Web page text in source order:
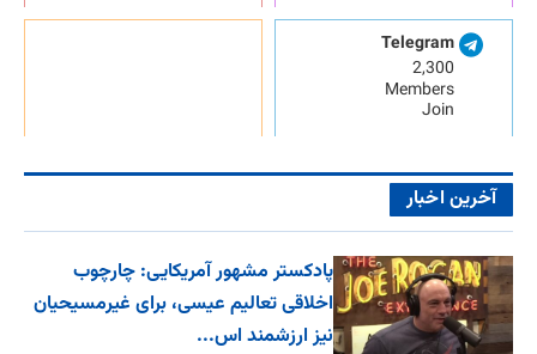
Telegram
2,300
Members
Join
آخرین اخبار
پادکستر مشهور آمریکایی: چارچوب
اخلاقی تعالیم عیسی، برای غیرمسیحیان
نیز ارزشمند اس...